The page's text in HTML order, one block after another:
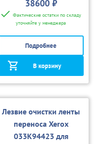
38600 ₽
Фактические остатки по складу
уточняйте у менеджера
Подробнее
В корзину
Лезвие очистки ленты
переноса Xerox
033K94423 для